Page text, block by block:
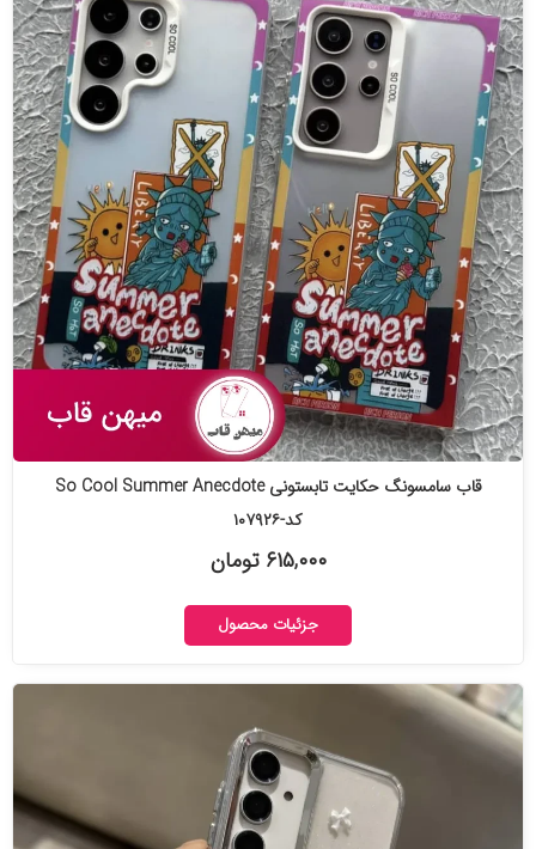
قاب سامسونگ حکایت تابستونی So Cool Summer Anecdote
کد-۱۰۷۹۲۶
۶۱۵,۰۰۰ تومان
جزئیات محصول